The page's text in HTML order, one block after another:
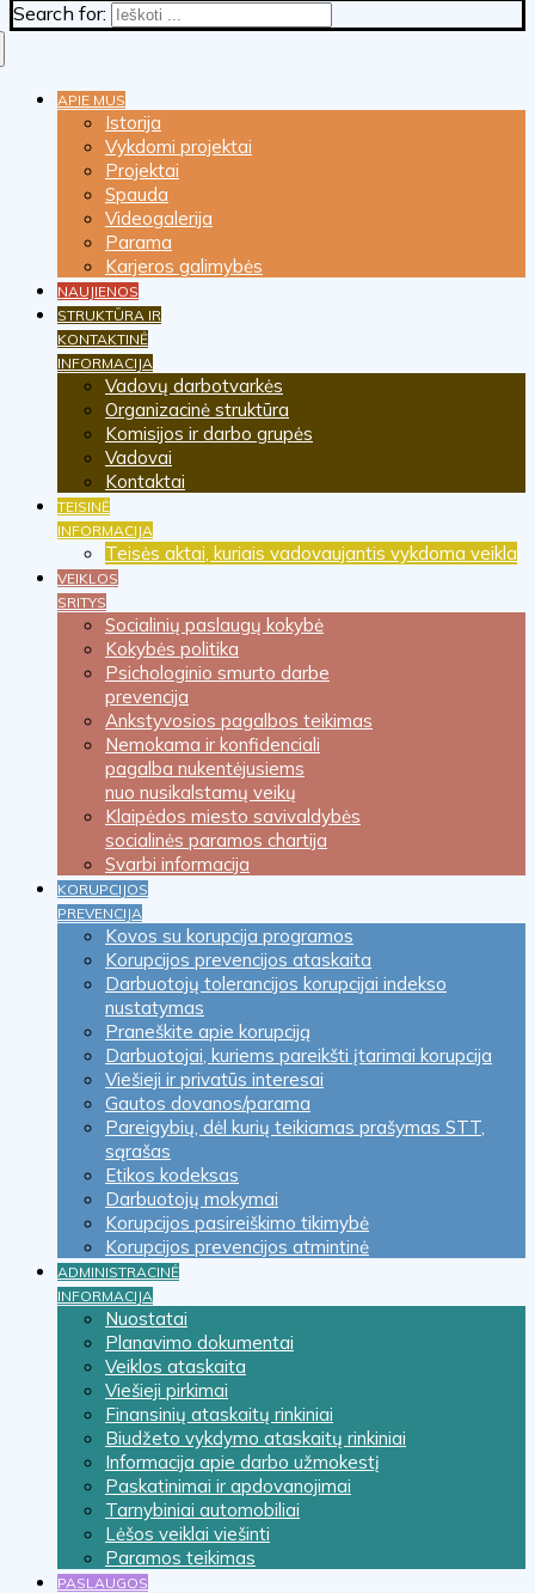
Search for:
APIE MUS
Istorija
Vykdomi projektai
Projektai
Spauda
Videogalerija
Parama
Karjeros galimybės
NAUJIENOS
STRUKTŪRA IR
KONTAKTINĖ
INFORMACIJA
Vadovų darbotvarkės
Organizacinė struktūra
Komisijos ir darbo grupės
Vadovai
Kontaktai
TEISINĖ
INFORMACIJA
Teisės aktai, kuriais vadovaujantis vykdoma veikla
VEIKLOS
SRITYS
Socialinių paslaugų kokybė
Kokybės politika
Psichologinio smurto darbe
prevencija
Ankstyvosios pagalbos teikimas
Nemokama ir konfidenciali
pagalba nukentėjusiems
nuo nusikalstamų veikų
Klaipėdos miesto savivaldybės
socialinės paramos chartija
Svarbi informacija
KORUPCIJOS
PREVENCIJA
Kovos su korupcija programos
Korupcijos prevencijos ataskaita
Darbuotojų tolerancijos korupcijai indekso
nustatymas
Praneškite apie korupciją
Darbuotojai, kuriems pareikšti įtarimai korupcija
Viešieji ir privatūs interesai
Gautos dovanos/parama
Pareigybių, dėl kurių teikiamas prašymas STT,
sąrašas
Etikos kodeksas
Darbuotojų mokymai
Korupcijos pasireiškimo tikimybė
Korupcijos prevencijos atmintinė
ADMINISTRACINĖ
INFORMACIJA
Nuostatai
Planavimo dokumentai
Veiklos ataskaita
Viešieji pirkimai
Finansinių ataskaitų rinkiniai
Biudžeto vykdymo ataskaitų rinkiniai
Informacija apie darbo užmokestį
Paskatinimai ir apdovanojimai
Tarnybiniai automobiliai
Lėšos veiklai viešinti
Paramos teikimas
PASLAUGOS